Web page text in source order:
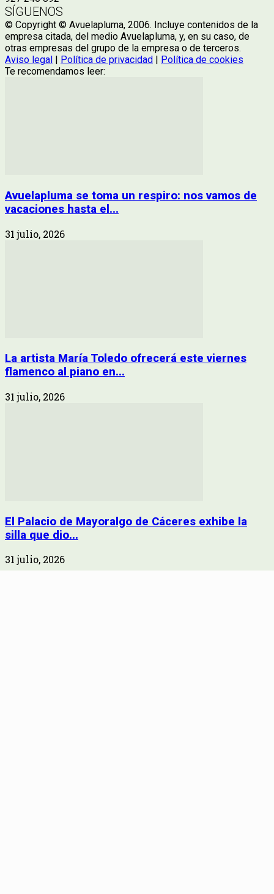
SÍGUENOS
© Copyright © Avuelapluma, 2006. Incluye contenidos de la
empresa citada, del medio Avuelapluma, y, en su caso, de
otras empresas del grupo de la empresa o de terceros.
Aviso legal | Política de privacidad | Política de cookies
Te recomendamos leer:
Avuelapluma se toma un respiro: nos vamos de
vacaciones hasta el...
31 julio, 2026
La artista María Toledo ofrecerá este viernes
flamenco al piano en...
31 julio, 2026
El Palacio de Mayoralgo de Cáceres exhibe la
silla que dio...
31 julio, 2026